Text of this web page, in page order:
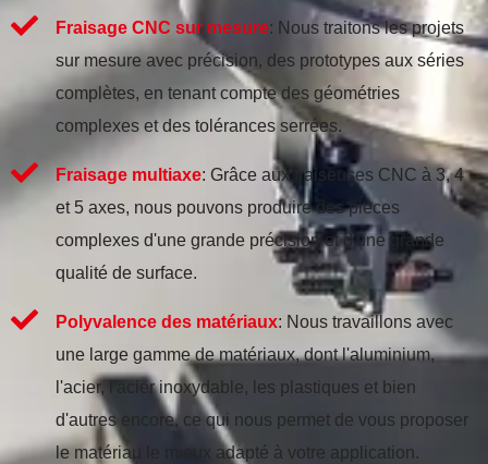
Fraisage CNC sur mesure: Nous traitons les projets
sur mesure avec précision, des prototypes aux séries
complètes, en tenant compte des géométries
complexes et des tolérances serrées.
Fraisage multiaxe: Grâce aux fraiseuses CNC à 3, 4
et 5 axes, nous pouvons produire des pièces
complexes d'une grande précision et d'une grande
qualité de surface.
Polyvalence des matériaux: Nous travaillons avec
une large gamme de matériaux, dont l'aluminium,
l'acier, l'acier inoxydable, les plastiques et bien
d'autres encore, ce qui nous permet de vous proposer
le matériau le mieux adapté à votre application.